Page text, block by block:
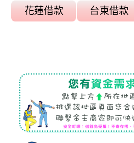
花蓮借款 台東借款
屏東借款攻略與理財技巧：資金
2025-09-12
2025-09-12